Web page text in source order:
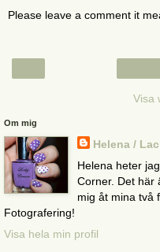
Please leave a comment it
Visa
Om mig
Helena /
Helena heter
Corner. Det här
mig åt mina två
Fotografering!
Visa hela min profil